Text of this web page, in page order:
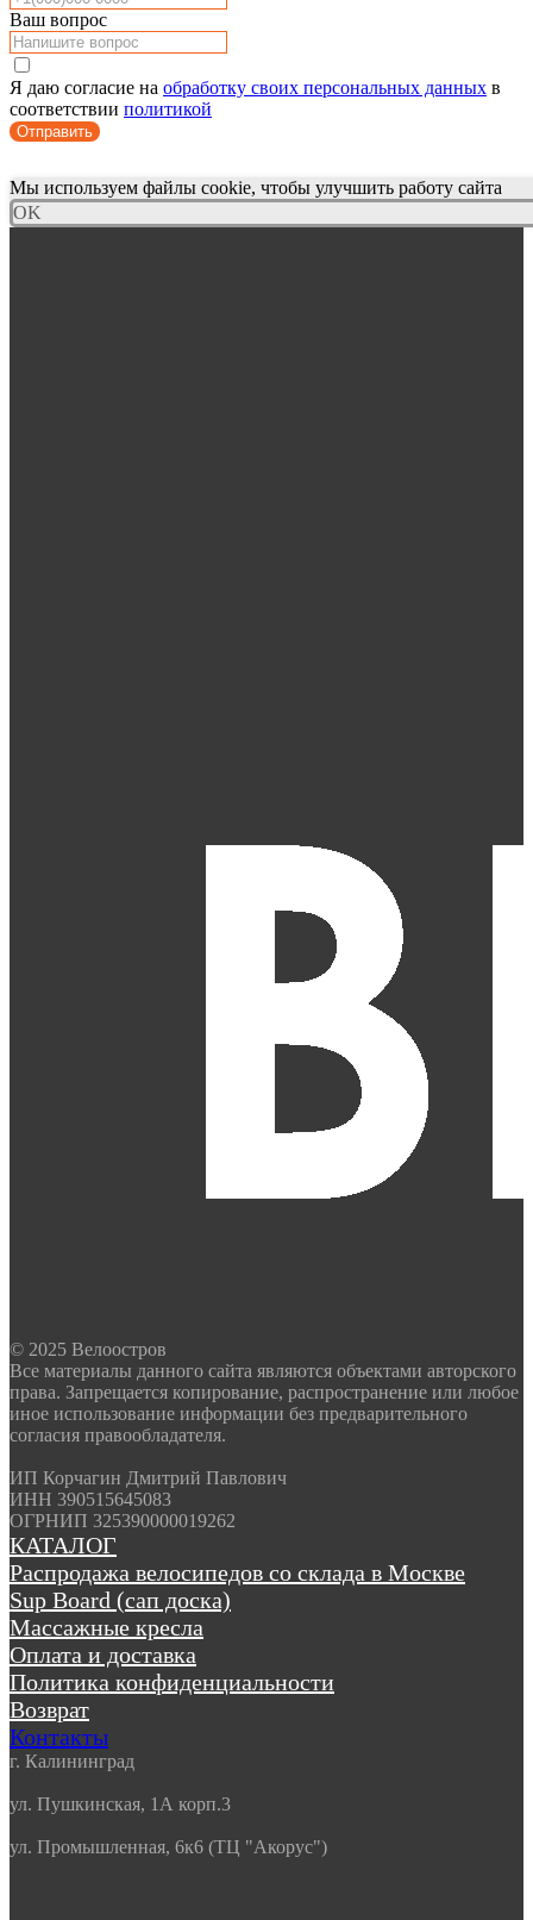
Ваш вопрос
Я даю согласие на обработку своих персональных данных в
соответствии политикой
Отправить
Мы используем файлы cookie, чтобы улучшить работу сайта
OK
© 2025 Велоостров
Все материалы данного сайта являются объектами авторского
права. Запрещается копирование, распространение или любое
иное использование информации без предварительного
согласия правообладателя.
ИП Корчагин Дмитрий Павлович
ИНН 390515645083
ОГРНИП 325390000019262
КАТАЛОГ
Распродажа велосипедов со склада в Москве
Sup Board (сап доска)
Массажные кресла
Оплата и доставка
Политика конфиденциальности
Возврат
Контакты
г. Калининград
ул. Пушкинская, 1А корп.3
ул. Промышленная, 6к6 (ТЦ "Акорус")